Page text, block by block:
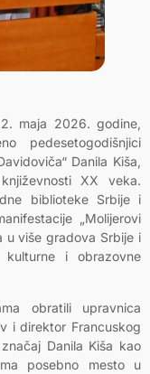
maja 2026. godine,
pedesetogodišnjici
Danila Kiša,
XX veka.
biblioteke Srbije i
„Molijerovi
u više gradova Srbije i
i obrazovne
obratili upravnica
i direktor Francuskog
Danila Kiša kao
posebno mesto u